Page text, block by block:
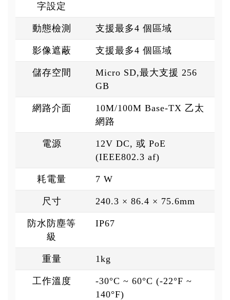
字設定
動態檢測 支援最多4 個區域
影像遮蔽 支援最多4 個區域
儲存空間
Micro SD,最大支援 256
GB
網路介面
10M/100M Base-TX 乙太
網路
電源
12V DC, 或 PoE
(IEEE802.3 af)
耗電量 7 W
尺寸 240.3 × 86.4 × 75.6mm
防水防塵等
級
IP67
重量 1kg
工作溫度
-30°C ~ 60°C (-22°F ~
140°F)